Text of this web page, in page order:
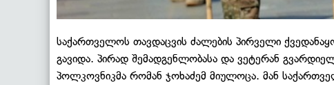
საქართველოს თავდაცვის ძალების პირველი
გავიდა. პირად შემადგენლობასა და ვეტერან
პოლკოვნიკმა რომან ჯოხაძემ მიულოცა. მან